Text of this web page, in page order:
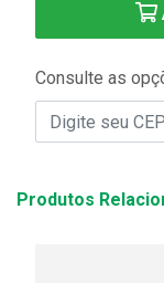
Consulte as
Produtos